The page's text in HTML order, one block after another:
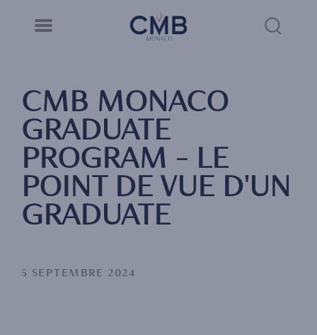
Skip
to
main
CMB MONACO
GRADUATE
PROGRAM - LE
POINT DE VUE D'UN
GRADUATE
5 SEPTEMBRE 2024